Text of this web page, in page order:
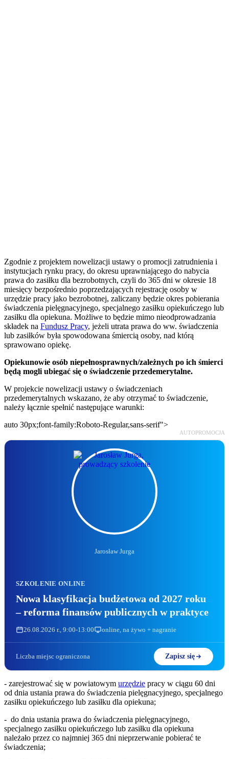
Zgodnie z projektem nowelizacji ustawy o promocji zatrudnienia i
instytucjach rynku pracy, do okresu uprawniającego do nabycia
prawa do zasiłku dla bezrobotnych, czyli do 365 dni w okresie 18
miesięcy bezpośrednio poprzedzających rejestrację osoby w
urzędzie pracy jako bezrobotnej, zaliczany będzie okres pobierania
świadczenia pielęgnacyjnego, specjalnego zasiłku opiekuńczego lub
zasiłku dla opiekuna. Możliwe to będzie mimo nieodprowadzania
składek na Fundusz Pracy, jeżeli utrata prawa do ww. świadczenia
lub zasiłków była spowodowana śmiercią osoby, nad którą
sprawowano opiekę.
Opiekunowie osób niepełnosprawnych/zależnych po ich śmierci
będą mogli ubiegać się o świadczenie przedemerytalne.
W projekcie nowelizacji ustawy o świadczeniach
przedemerytalnych wskazano, że aby otrzymać to świadczenie,
należy łącznie spełnić następujące warunki:
auto 30px;font-family:Roboto-Regular,sans-serif">
AUTOPROMOCJA
Jarosław Jurga
SZKOLENIE ONLINE
Nowa klasyfikacja budżetowa od 2027 roku
– reforma finansów publicznych w praktyce
26.08.2026 r., 9:00-13:00 online, na żywo + nagranie
Liczba miejsc ograniczona Zapisz się
- zarejestrować się w powiatowym urzędzie pracy w ciągu 60 dni
od dnia ustania prawa do świadczenia pielęgnacyjnego, specjalnego
zasiłku opiekuńczego lub zasiłku dla opiekuna;
- do dnia ustania prawa do świadczenia pielęgnacyjnego,
specjalnego zasiłku opiekuńczego lub zasiłku dla opiekuna
należało przez co najmniej 365 dni nieprzerwanie pobierać te
świadczenia;